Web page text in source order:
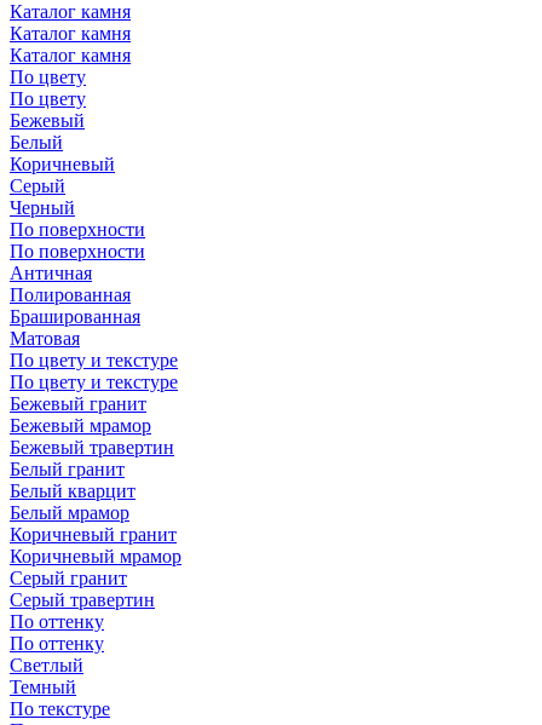
Каталог камня
Каталог камня
Каталог камня
По цвету
По цвету
Бежевый
Белый
Коричневый
Серый
Черный
По поверхности
По поверхности
Античная
Полированная
Брашированная
Матовая
По цвету и текстуре
По цвету и текстуре
Бежевый гранит
Бежевый мрамор
Бежевый травертин
Белый гранит
Белый кварцит
Белый мрамор
Коричневый гранит
Коричневый мрамор
Серый гранит
Серый травертин
По оттенку
По оттенку
Светлый
Темный
По текстуре